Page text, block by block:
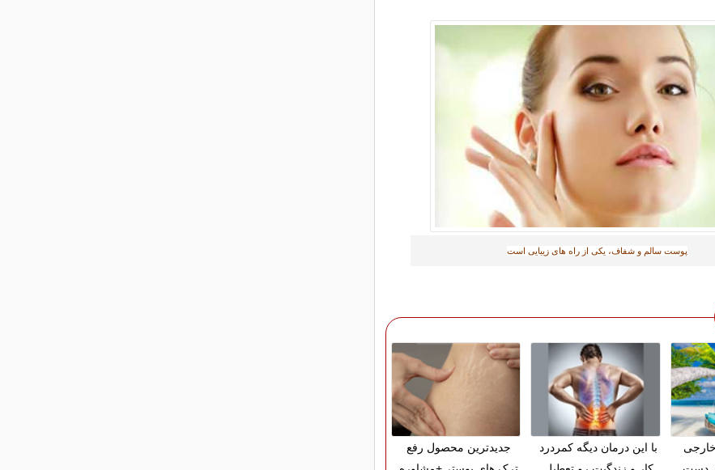
پوست سالم و شفاف، یکی از راه های زیبایی است
با این درمان دیگه کمردرد
جدیدترین محصول رفع